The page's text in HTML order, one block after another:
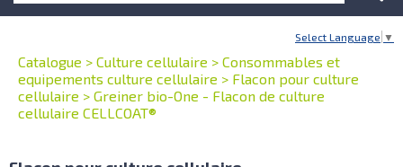
Select Language ▼
Catalogue > Culture cellulaire > Consommables et
equipements culture cellulaire > Flacon pour culture
cellulaire > Greiner bio-One - Flacon de culture
cellulaire CELLCOAT®